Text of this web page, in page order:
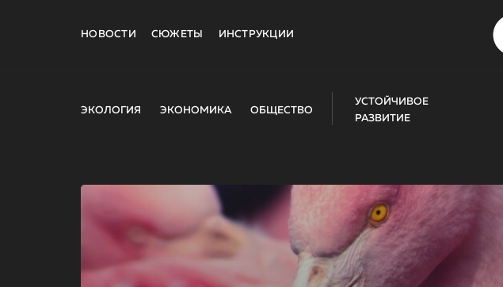
НОВОСТИ СЮЖЕТЫ ИНСТРУКЦИИ
ЭКОЛОГИЯ ЭКОНОМИКА ОБЩЕСТВО
УСТОЙЧИВОЕ
РАЗВИТИЕ